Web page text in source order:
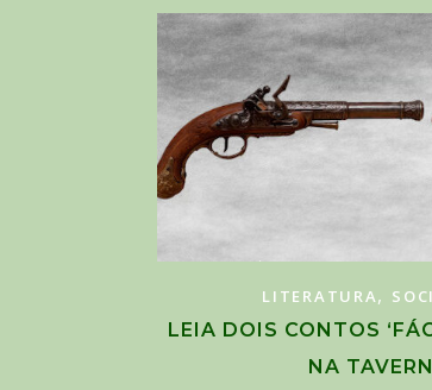
LITERATURA,
LEIA DOIS CONTOS
NA